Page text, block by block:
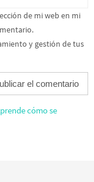
de mi web en mi
y gestión de tus
cómo se